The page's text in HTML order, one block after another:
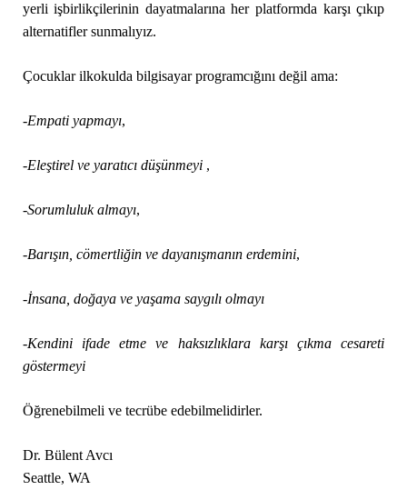
yerli işbirlikçilerinin dayatmalarına her platformda karşı çıkıp
alternatifler sunmalıyız.
Çocuklar ilkokulda bilgisayar programcığını değil ama:
-Empati yapmayı,
-Eleştirel ve yaratıcı düşünmeyi ,
-Sorumluluk almayı,
-Barışın, cömertliğin ve dayanışmanın erdemini,
-İnsana, doğaya ve yaşama saygılı olmayı
-Kendini ifade etme ve haksızlıklara karşı çıkma cesareti
göstermeyi
Öğrenebilmeli ve tecrübe edebilmelidirler.
Dr. Bülent Avcı
Seattle, WA